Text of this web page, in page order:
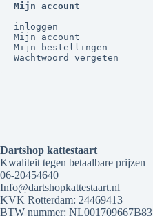
Mijn account
inloggen
Mijn account
Mijn bestellingen
Wachtwoord vergeten
Dartshop kattestaart
Kwaliteit tegen betaalbare prijzen
06-20454640
Info@dartshopkattestaart.nl
KVK Rotterdam: 24469413
BTW nummer: NL001709667B83